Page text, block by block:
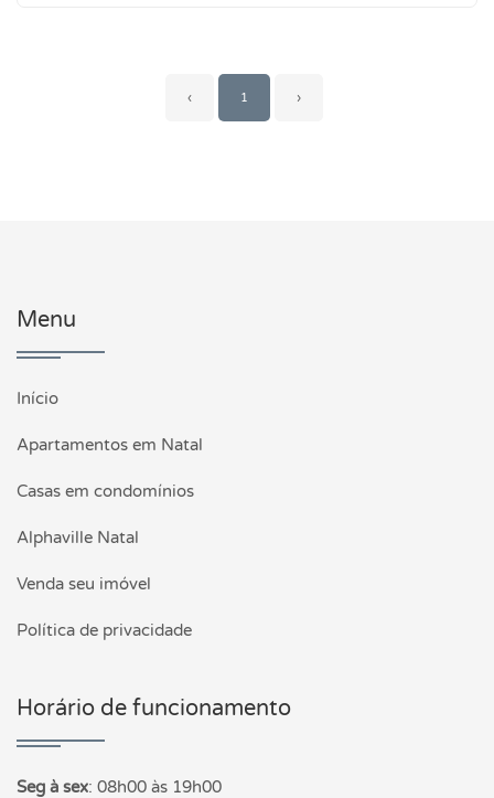
‹ 1 ›
Menu
Início
Apartamentos em Natal
Casas em condomínios
Alphaville Natal
Venda seu imóvel
Política de privacidade
Horário de funcionamento
Seg à sex: 08h00 às 19h00